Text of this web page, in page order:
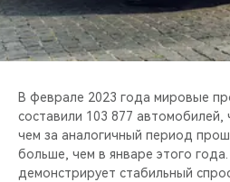
CHERY И СПОРТ
НАШИ МЕРОПРИЯТИЯ
ВИДЕООБЗОРЫ
CHERY ДЛЯ ДЕТЕЙ
В феврале 2023 года мировые
составили 103 877 автомобилей,
чем за аналогичный период
больше, чем в январе этого
демонстрирует стабильный